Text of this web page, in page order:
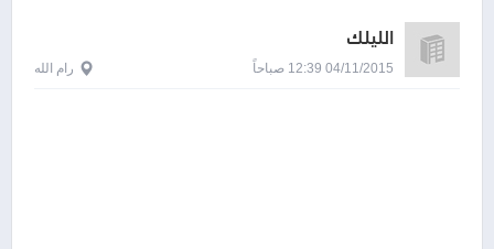
الليلك
04/11/2015 12:39 صباحاً رام الله